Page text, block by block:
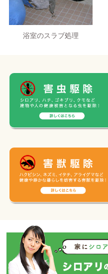
浴室のスラブ処理